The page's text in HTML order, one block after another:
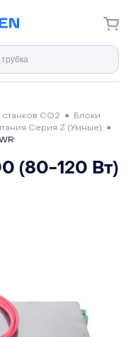
CO2 ●
Блоки
Серия Z (Умные) ●
(80-120 Вт)